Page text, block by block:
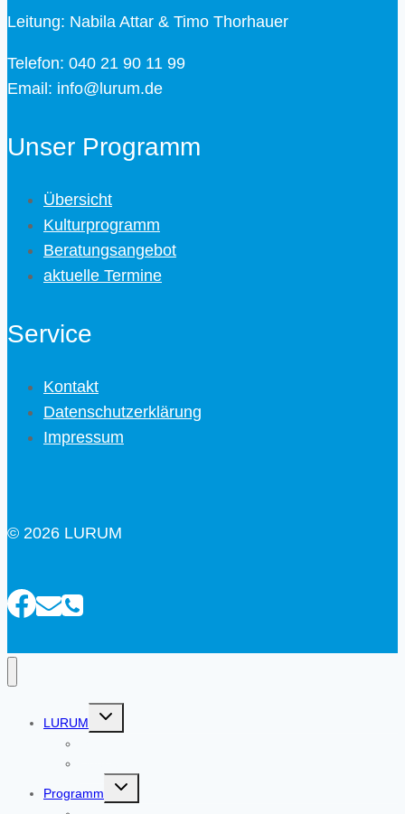
Leitung: Nabila Attar & Timo Thorhauer
Telefon: 040 21 90 11 99
Email: info@lurum.de
Unser Programm
Übersicht
Kulturprogramm
Beratungsangebot
aktuelle Termine
Service
Kontakt
Datenschutzerklärung
Impressum
© 2026 LURUM
LURUM
Untermenü
umschalten
Programm
Untermenü
umschalten